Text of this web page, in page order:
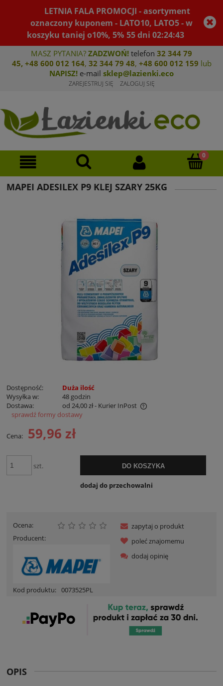
LETNIA FALA PROMOCJI - asortyment
oznaczony kuponem - LATO10, LATO5 - w
koszyku taniej o10%, 5% 55dni02:24:43
MASZ PYTANIA? ZADZWOŃ! telefon 32 344 79
45, +48 600 012 164, 32 344 79 48, +48 600 012 159 lub
NAPISZ! e-mail sklep@lazienki.eco
ZAREJESTRUJ SIĘ ZALOGUJ SIĘ
MAPEI ADESILEX P9 KLEJ SZARY 25KG
Dostępność:
Duża ilość
Wysyłka w:
48 godzin
Dostawa:
od 24,00 zł- Kurier InPost
Cena nie zawiera ewentualnych kosztów płatności
sprawdź formy dostawy
Cena: 59,96 zł
szt. DO KOSZYKA
dodaj do przechowalni
Ocena:
Producent:
Kod produktu: 0073525PL
zapytaj o produkt
poleć znajomemu
dodaj opinię
OPIS